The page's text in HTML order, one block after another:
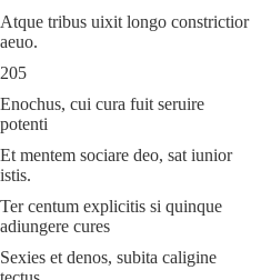
Atque tribus uixit longo constrictior
aeuo.
205
Enochus, cui cura fuit seruire
potenti
Et mentem sociare deo, sat iunior
istis.
Ter centum explicitis si quinque
adiungere cures
Sexies et denos, subita caligine